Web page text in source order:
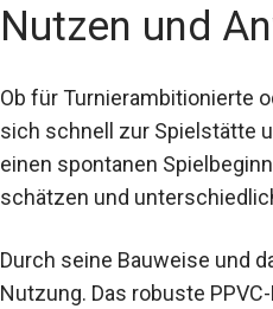
Nutzen und
Ob für Turnierambitionierte
sich schnell zur Spielstätte
einen spontanen
schätzen und
Durch seine Bauweise und
Nutzung. Das robuste